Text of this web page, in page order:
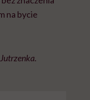
na bycie